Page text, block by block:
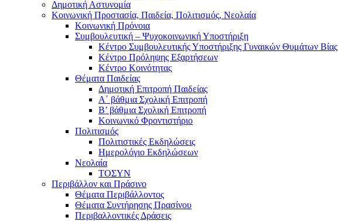
Δημοτική Αστυνομία
Κοινωνική Προστασία, Παιδεία, Πολιτισμός, Νεολαία
Κοινωνική Πρόνοια
Συμβουλευτική – Ψυχοκοινωνική Υποστήριξη
Κέντρο Συμβουλευτικής Υποστήριξης Γυναικών Θυμάτων Βίας
Κέντρο Πρόληψης Εξαρτήσεων
Κέντρο Κοινότητας
Θέματα Παιδείας
Δημοτική Επιτροπή Παιδείας
Α΄ βάθμια Σχολική Επιτροπή
B’ βάθμια Σχολική Επιτροπή
Κοινωνικό Φροντιστήριο
Πολιτισμός
Πολιτιστικές Εκδηλώσεις
Ημερολόγιο Εκδηλώσεων
Νεολαία
ΤΟΣΥΝ
Περιβάλλον και Πράσινο
Θέματα Περιβάλλοντος
Θέματα Συντήρησης Πρασίνου
Περιβαλλοντικές Δράσεις